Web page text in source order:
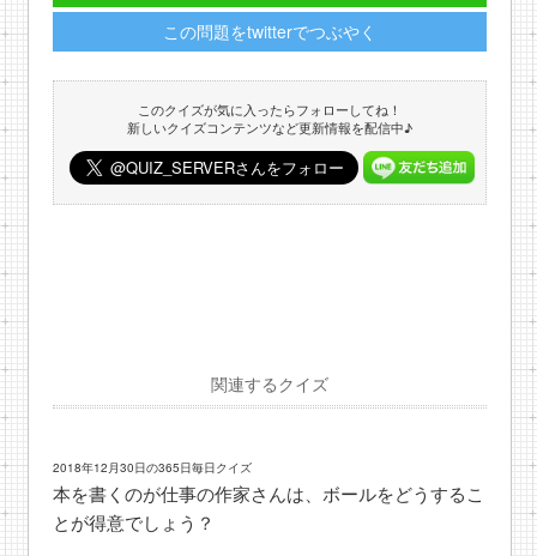
この問題をtwitterでつぶやく
このクイズが気に入ったらフォローしてね！
新しいクイズコンテンツなど更新情報を配信中♪
関連するクイズ
2018年12月30日の365日毎日クイズ
本を書くのが仕事の作家さんは、ボールをどうするこ
とが得意でしょう？